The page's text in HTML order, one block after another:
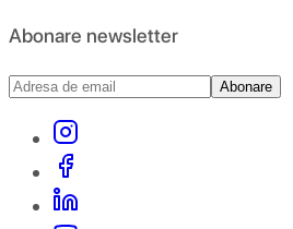
Abonare newsletter
Abonare